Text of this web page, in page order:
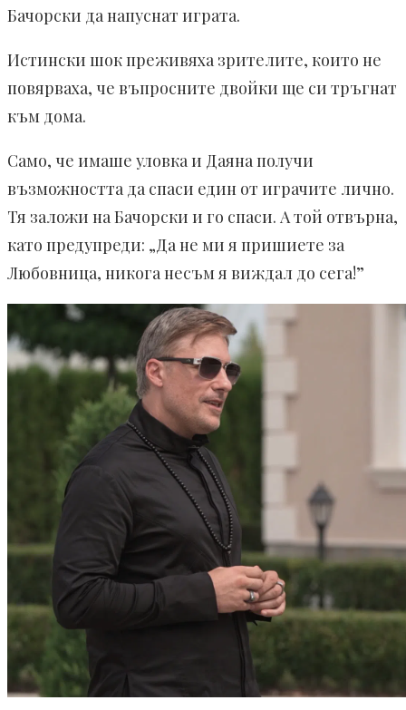
Бачорски да напуснат играта.
Истински шок преживяха зрителите, които не
повярваха, че въпросните двойки ще си тръгнат
към дома.
Само, че имаше уловка и Даяна получи
възможността да спаси един от играчите лично.
Тя заложи на Бачорски и го спаси. А той отвърна,
като предупреди: „Да не ми я пришиете за
Любовница, никога несъм я виждал до сега!”